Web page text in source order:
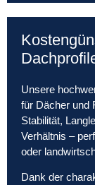
Unsere
für Dächer und
Stabilität,
Verhältnis –
oder
Dank der